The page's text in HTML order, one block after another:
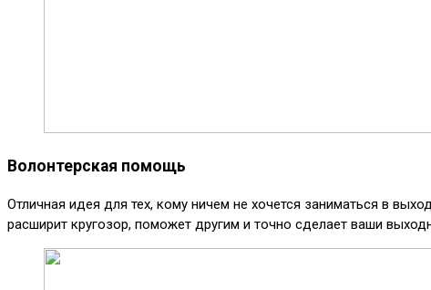
Волонтерская помощь
Отличная идея для тех, кому ничем не хочется заниматься в
расширит кругозор, поможет другим и точно сделает ваши